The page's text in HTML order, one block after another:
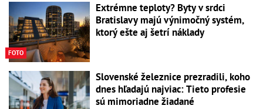
FOTO
Extrémne teploty? Byty v srdci
Bratislavy majú výnimočný systém,
ktorý ešte aj šetrí náklady
Slovenské železnice prezradili, koho
dnes hľadajú najviac: Tieto profesie
sú mimoriadne žiadané